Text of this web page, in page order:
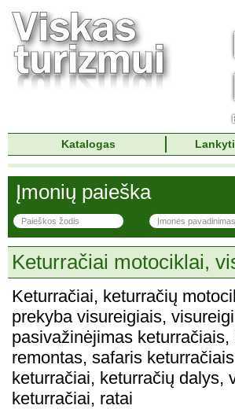
Katalogas
Įmonių paieška
Keturračiai motociklai,
Keturračiai, keturračių
prekyba visureigiais,
pasivažinėjimas
remontas, safaris
keturračiai, keturračių dalys,
keturračiai, ratai